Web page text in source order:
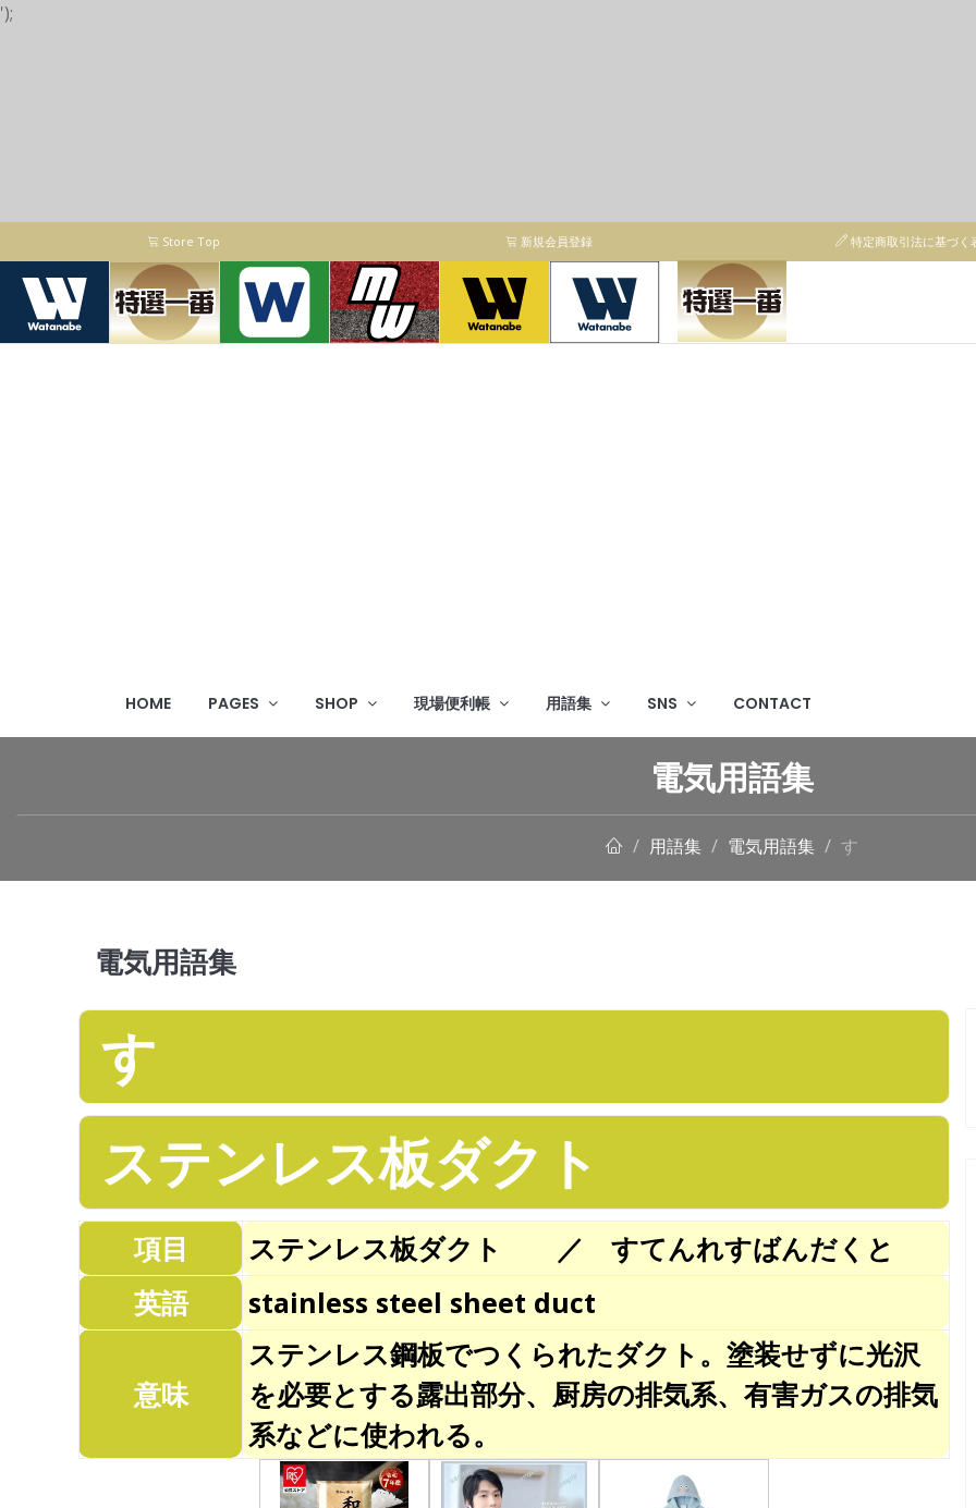
');
Store Top 新規会員登録 特定商取引法に基づく
HOME PAGES SHOP 現場便利帳 用語集 SNS CONTACT
電気用語集
用語集 電気用語集 す
電気用語集
す
ステンレス板ダクト
項目
ステンレス板ダクト ／ すてんれすばんだくと
英語
stainless steel sheet duct
意味
ステンレス鋼板でつくられたダクト。塗装せずに光沢
を必要とする露出部分、厨房の排気系、有害ガスの排気
系などに使われる。